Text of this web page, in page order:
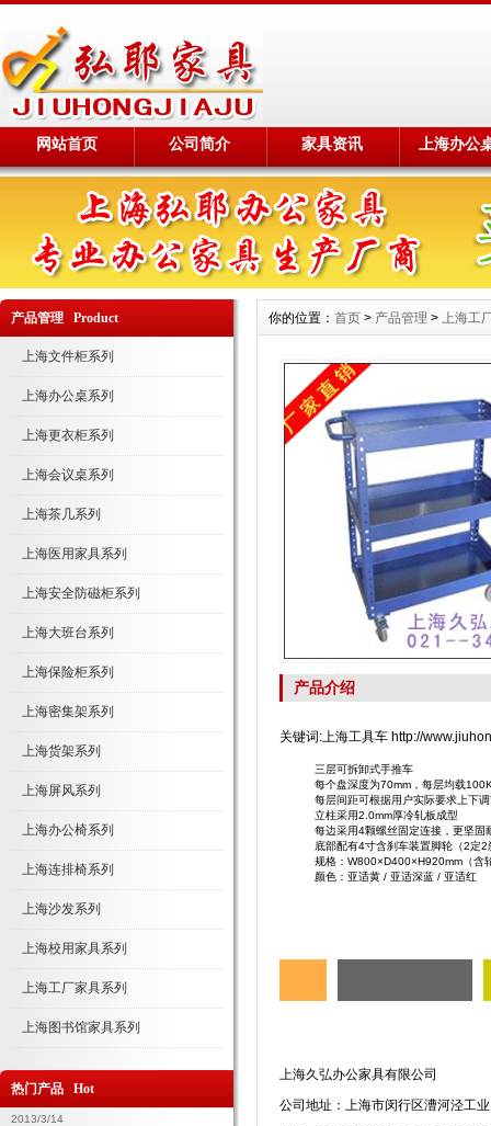
网站首页 公司简介 家具资讯 上海办公
产品管理 Product
上海文件柜系列
上海办公桌系列
上海更衣柜系列
上海会议桌系列
上海茶几系列
上海医用家具系列
上海安全防磁柜系列
上海大班台系列
上海保险柜系列
上海密集架系列
上海货架系列
上海屏风系列
上海办公椅系列
上海连排椅系列
上海沙发系列
上海校用家具系列
上海工厂家具系列
上海图书馆家具系列
热门产品 Hot
2013/3/14
你的位置： 首页 > 产品管理 > 上海工
产品介绍
关键词:上海工具车 http://
三层可拆卸式手推车
每个盘深度为70mm，每层均载
每层间距可根据用户实际要求上下
立柱采用2.0mm厚冷轧板成型
每边采用4颗螺丝固定连接，更坚固
底部配有4寸含刹车装置脚轮（2定2
规格：W800×D400×H920mm（含
颜色：亚适黄 / 亚适深蓝 / 亚适红
上海久弘办公家具有限公司
公司地址：上海市闵行区漕河泾工